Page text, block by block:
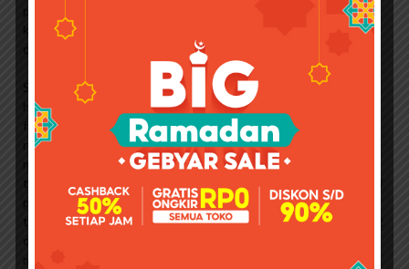
penting dalam menyediakan tenaga. Namun saat mesin
kendaraan dihidupkan, semua pekerjaan kelistrikan akan
dilakukan oleh kiprok.
Seperti disebutkan sebelumnya, aki atau aki kendaraan yang
harus disalahkan. Resistansi elemen ini merupakan salah satu
faktor yang mempengaruhi tingkat brightness atau kecerahan
redup mesin. Anda harus mengukur resistansi elemen ini untuk
memverifikasi bahwa iluminator dioperasikan dengan benar. Jika
tingkat resistansi komponen ini adalah 0,2-1,2 ohm pada kondisi
pengoperasian mesin pada suhu 40 derajat, maka komponen
tersebut normal. Namun, jika pembacaan resistansi mendekati 2
ohm, dapat dipastikan bahwa kumparan motor lampu mulai
melemah dan harus segera diganti.